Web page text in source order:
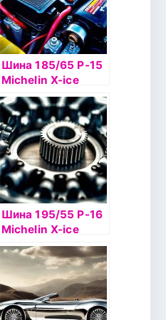
Шина 185/65 Р-15
Michelin X-ice
North 2 T92 б/к
шип
Шина 195/55 Р-16
Michelin X-ice
North 2 91T б/к
шип